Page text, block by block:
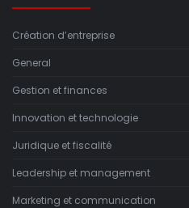
Création d’entreprise
General
Gestion et finances
Innovation et technologie
Juridique et fiscalité
Leadership et management
Marketing et communication